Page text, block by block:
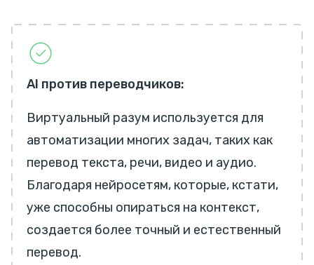
AI против переводчиков:
Виртуальный разум используется для
автоматизации многих задач, таких как
перевод текста, речи, видео и аудио.
Благодаря нейросетям, которые, кстати,
уже способны опираться на контекст,
создается более точный и естественный
перевод.